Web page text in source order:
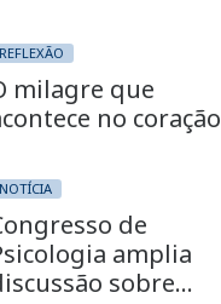
Grosso
REFLEXÃO
milagre que
no coração
NOTÍCIA
de
amplia
sobre